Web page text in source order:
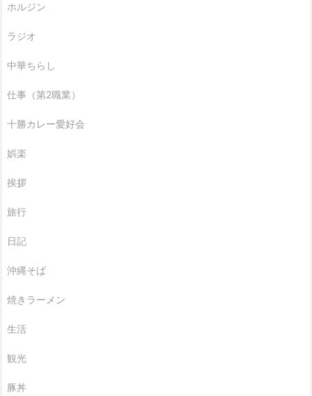
ホルジン
ラジオ
中華ちらし
仕事（第2職業）
十勝カレー愛好会
娯楽
挨拶
旅行
日記
沖縄そば
焼きラーメン
生活
観光
豚丼